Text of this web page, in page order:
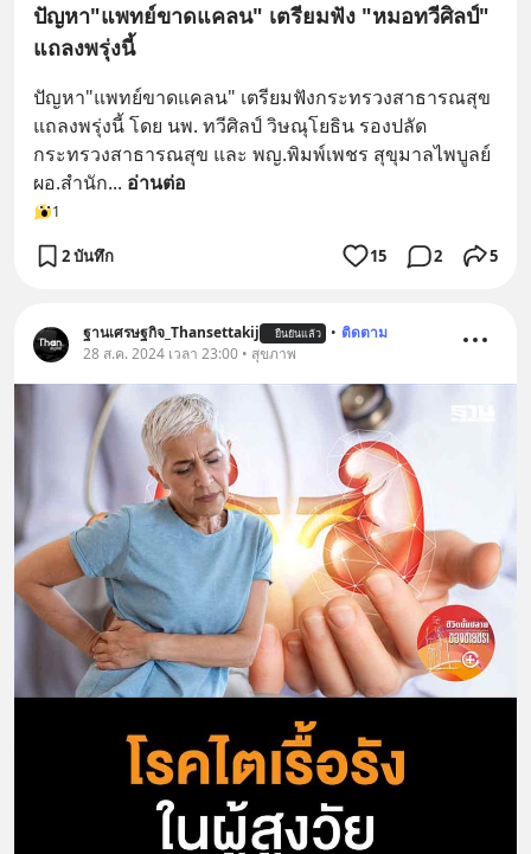
ปัญหา"แพทย์ขาดแคลน" เตรียมฟัง "หมอทวีศิลป์"
แถลงพรุ่งนี้
ปัญหา"แพทย์ขาดแคลน" เตรียมฟังกระทรวงสาธารณสุข
แถลงพรุ่งนี้ โดย นพ. ทวีศิลป์ วิษณุโยธิน รองปลัด
กระทรวงสาธารณสุข และ พญ.พิมพ์เพชร สุขุมาลไพบูลย์
ผอ.สำนัก... อ่านต่อ
1
2 บันทึก 15 2 5
ฐานเศรษฐกิจ_Thansettakij ยืนยันแล้ว • ติดตาม
28 ส.ค. 2024 เวลา 23:00 • สุขภาพ